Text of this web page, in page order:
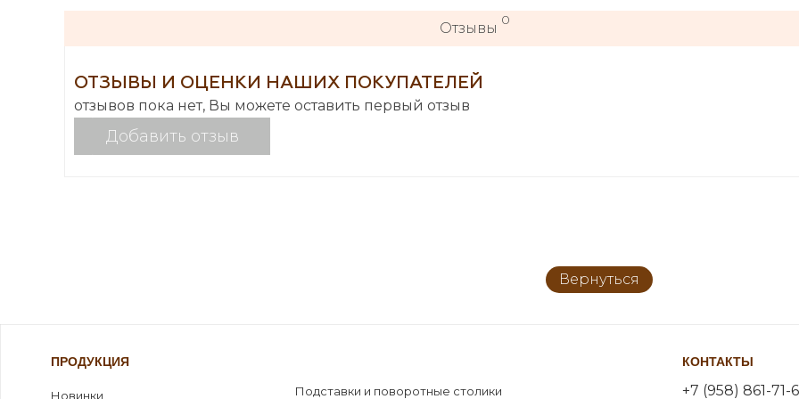
Отзывы 0
ОТЗЫВЫ И ОЦЕНКИ НАШИХ ПОКУПАТЕЛЕЙ
отзывов пока нет, Вы можете оставить первый отзыв
Добавить отзыв
Вернуться
ПРОДУКЦИЯ
Новинки Подставки и поворотные столики
КОНТАКТЫ
+7 (958) 861-71-